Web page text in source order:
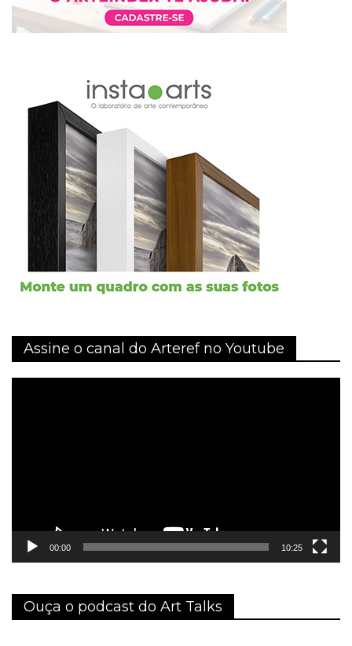
Assine o canal do Arteref no Youtube
00:00 10:25
Ouça o podcast do Art Talks